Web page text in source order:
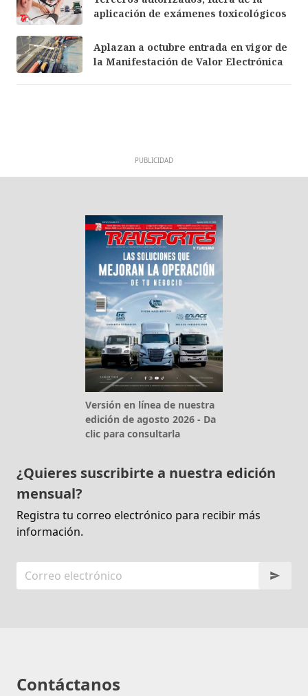
aplicación de exámenes toxicológicos
Aplazan a octubre entrada en vigor de
la Manifestación de Valor Electrónica
PUBLICIDAD
Versión en línea de nuestra
edición de agosto 2026 - Da
clic para consultarla
¿Quieres suscribirte a nuestra edición
mensual?
Registra tu correo electrónico para recibir más
información.
Contáctanos